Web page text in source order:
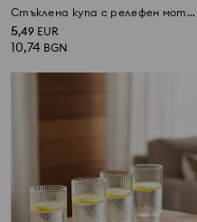
Стъклена купа с релефен мотив
5,49 EUR
10,74 BGN